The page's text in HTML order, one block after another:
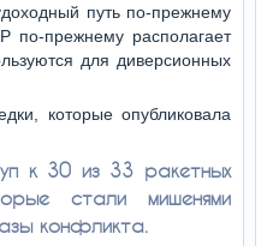
путь по-прежнему
по-прежнему располагает
для диверсионных
которые опубликовала
к 30 из 33 ракетных
стали мишенями
конфликта.